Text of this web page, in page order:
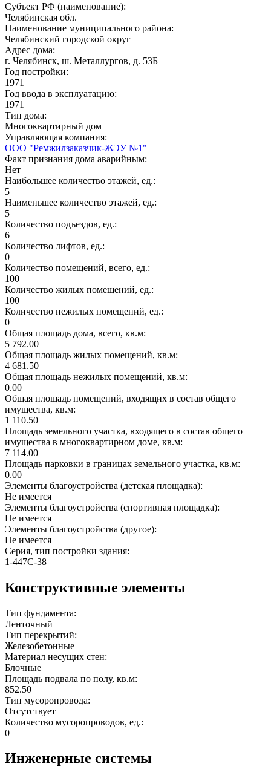
Субъект РФ (наименование):
Челябинская обл.
Наименование муниципального района:
Челябинский городской округ
Адрес дома:
г. Челябинск, ш. Металлургов, д. 53Б
Год постройки:
1971
Год ввода в эксплуатацию:
1971
Тип дома:
Многоквартирный дом
Управляющая компания:
ООО "Ремжилзаказчик-ЖЭУ №1"
Факт признания дома аварийным:
Нет
Наибольшее количество этажей, ед.:
5
Наименьшее количество этажей, ед.:
5
Количество подъездов, ед.:
6
Количество лифтов, ед.:
0
Количество помещений, всего, ед.:
100
Количество жилых помещений, ед.:
100
Количество нежилых помещений, ед.:
0
Общая площадь дома, всего, кв.м:
5 792.00
Общая площадь жилых помещений, кв.м:
4 681.50
Общая площадь нежилых помещений, кв.м:
0.00
Общая площадь помещений, входящих в состав общего
имущества, кв.м:
1 110.50
Площадь земельного участка, входящего в состав общего
имущества в многоквартирном доме, кв.м:
7 114.00
Площадь парковки в границах земельного участка, кв.м:
0.00
Элементы благоустройства (детская площадка):
Не имеется
Элементы благоустройства (спортивная площадка):
Не имеется
Элементы благоустройства (другое):
Не имеется
Серия, тип постройки здания:
1-447С-38
Конструктивные элементы
Тип фундамента:
Ленточный
Тип перекрытий:
Железобетонные
Материал несущих стен:
Блочные
Площадь подвала по полу, кв.м:
852.50
Тип мусоропровода:
Отсутствует
Количество мусоропроводов, ед.:
0
Инженерные системы